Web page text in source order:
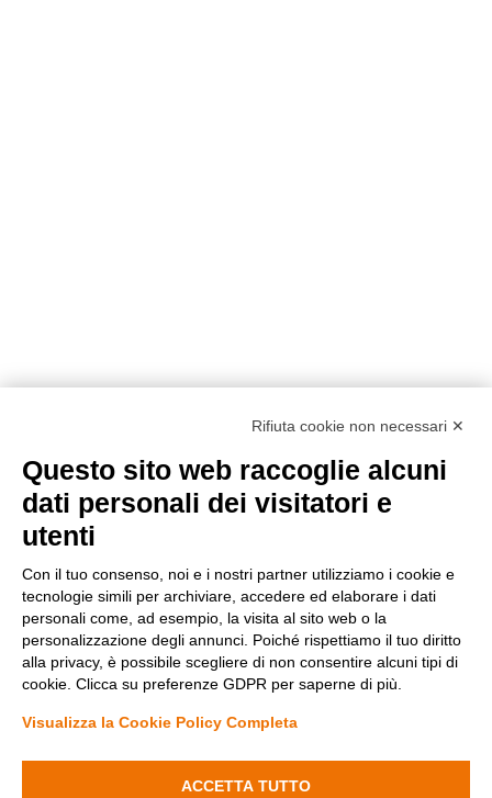
Metodi di pagamento
Condizioni di vendita
Privacy Policy
Modifica preferenze Cookie
Fenyx Italia SRL - Sede operativa: Ugento (LE) 73059 Via delle industrie
Rifiuta cookie non necessari ✕
Questo sito web raccoglie alcuni
dati personali dei visitatori e
utenti
Con il tuo consenso, noi e i nostri partner utilizziamo i cookie e
tecnologie simili per archiviare, accedere ed elaborare i dati
personali come, ad esempio, la visita al sito web o la
personalizzazione degli annunci. Poiché rispettiamo il tuo diritto
alla privacy, è possibile scegliere di non consentire alcuni tipi di
cookie. Clicca su preferenze GDPR per saperne di più.
Visualizza la Cookie Policy Completa
ACCETTA TUTTO